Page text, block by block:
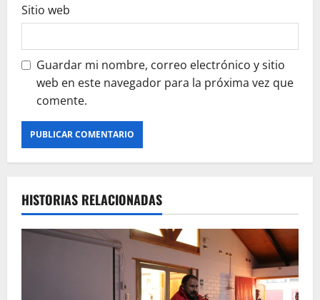
Sitio web
Guardar mi nombre, correo electrónico y sitio
web en este navegador para la próxima vez que
comente.
HISTORIAS RELACIONADAS